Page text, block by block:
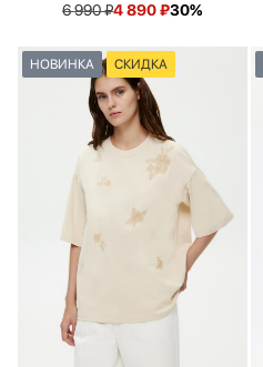
6 990₽4 890₽30%
НОВИНКА СКИДКА